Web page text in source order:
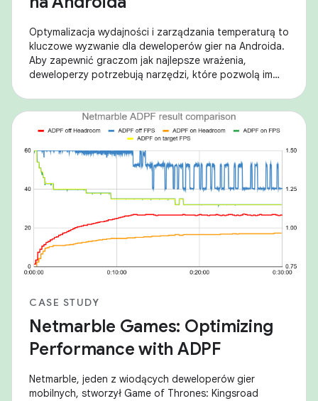
Optymalizacja wydajności i zarządzania temperaturą to
kluczowe wyzwanie dla deweloperów gier na Androida.
Aby zapewnić graczom jak najlepsze wrażenia,
deweloperzy potrzebują narzędzi, które pozwolą im
CASE STUDY
Netmarble Games: Optimizing
Performance with ADPF
Netmarble, jeden z wiodących deweloperów gier
mobilnych, stworzył Game of Thrones: Kingsroad